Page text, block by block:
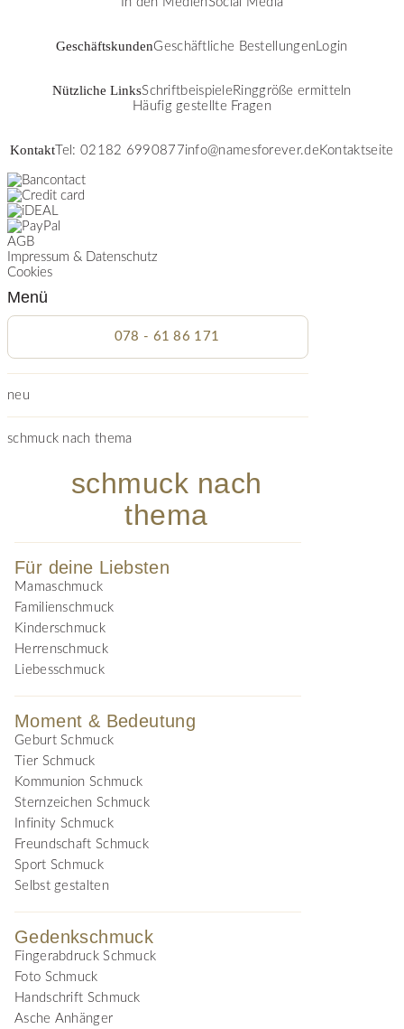
GeschäftskundenGeschäftliche BestellungenLogin
Nützliche LinksSchriftbeispiele Ringgröße ermitteln
Häufig gestellte Fragen
Kontakt Tel: 02182 6990877info@namesforever.de Kontaktseite
AGB
Impressum & Datenschutz
Cookies
Menü
078 - 61 86 171
neu
schmuck nach thema
schmuck nach
thema
Für deine Liebsten
Mamaschmuck
Familienschmuck
Kinderschmuck
Herrenschmuck
Liebesschmuck
Moment & Bedeutung
Geburt Schmuck
Tier Schmuck
Kommunion Schmuck
Sternzeichen Schmuck
Infinity Schmuck
Freundschaft Schmuck
Sport Schmuck
Selbst gestalten
Gedenkschmuck
Fingerabdruck Schmuck
Foto Schmuck
Handschrift Schmuck
Asche Anhänger